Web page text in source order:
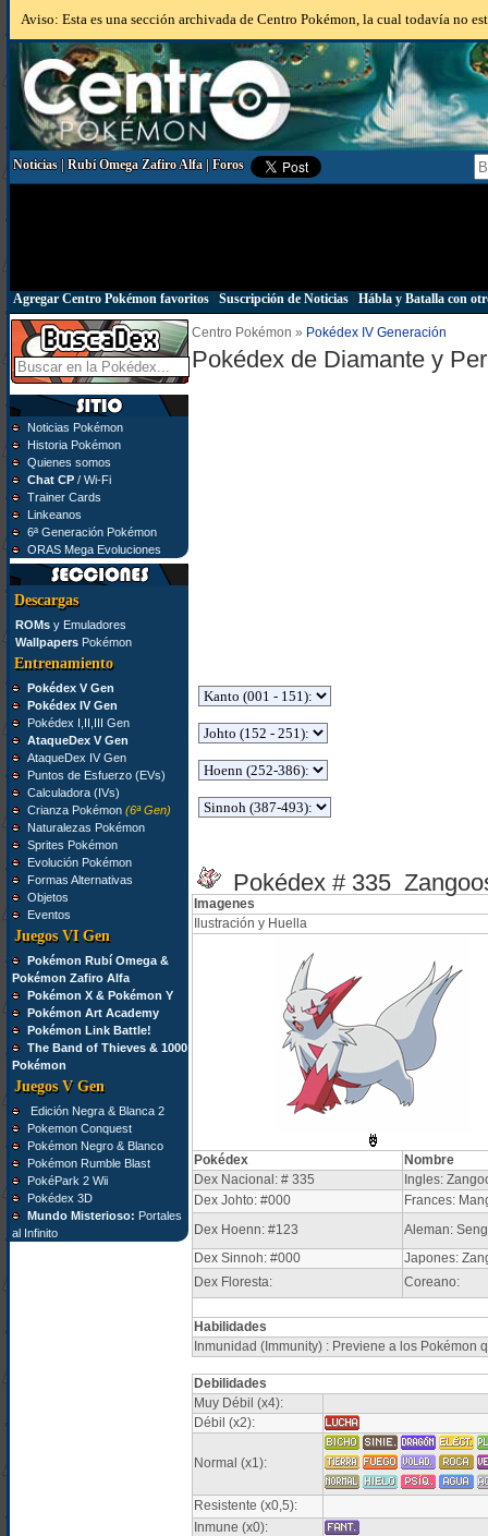
Aviso: Esta es una sección archivada de Centro Pokémon, la cual todavía no
Noticias|Rubí Omega Zafiro Alfa|Foros
Agregar Centro Pokémon favoritos| Suscripción de Noticias| Hábla y Batalla con
Noticias Pokémon
Historia Pokémon
Quienes somos
Chat CP/ Wi-Fi
Trainer Cards
Linkeanos
6ª Generación Pokémon
ORAS Mega Evoluciones
Descargas
ROMsy Emuladores
WallpapersPokémon
Entrenamiento
Pokédex V Gen
Pokédex IV Gen
Pokédex I,II,III Gen
AtaqueDex V Gen
AtaqueDex IV Gen
Puntos de Esfuerzo (EVs)
Calculadora (IVs)
Crianza Pokémon (6ª Gen)
Naturalezas Pokémon
Sprites Pokémon
Evolución Pokémon
Formas Alternativas
Objetos
Eventos
Juegos VI Gen
Pokémon Rubí Omega &
Pokémon Zafiro Alfa
Pokémon X & Pokémon Y
Pokémon Art Academy
Pokémon Link Battle!
The Band of Thieves & 1000
Pokémon
Juegos V Gen
Edición Negra & Blanca 2
Pokemon Conquest
Pokémon Negro & Blanco
Pokémon Rumble Blast
PokéPark 2 Wii
Pokédex 3D
Mundo Misterioso: Portales
al Infinito
Centro Pokémon » Pokédex IV Generación
Pokédex de Diamante y
Pokédex # 335
Imagenes
Ilustración y Huella
Pokédex
Nombre
Dex Nacional: # 335
Ingles:
Dex Johto: #000
Frances:
Dex Hoenn: #123
Aleman:
Dex Sinnoh: #000
Japones:
Dex Floresta:
Coreano:
Habilidades
Inmunidad (Immunity) : Previene a los Pokémon
Debilidades
Muy Débil (x4):
Débil (x2):
Normal (x1):
Resistente (x0,5):
Inmune (x0):